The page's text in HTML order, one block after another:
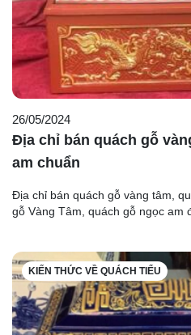
26/05/2024
Địa chỉ bán quách gỗ
am chuẩn
Địa chỉ bán quách gỗ vàng tâm,
gỗ Vàng Tâm, quách gỗ ngọc am
KIẾN THỨC VỀ QUÁCH TIỂU